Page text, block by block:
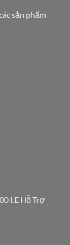
sản phẩm
I.E Hỗ Trợ